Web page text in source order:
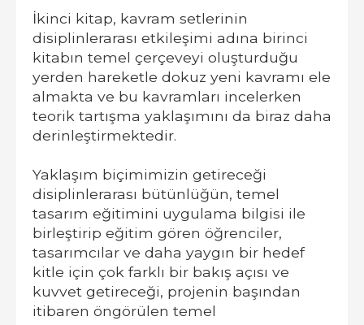
İkinci kitap, kavram setlerinin
disiplinlerarası etkileşimi adına birinci
kitabın temel çerçeveyi oluşturduğu
yerden hareketle dokuz yeni kavramı ele
almakta ve bu kavramları incelerken
teorik tartışma yaklaşımını da biraz daha
derinleştirmektedir.
Yaklaşım biçimimizin getireceği
disiplinlerarası bütünlüğün, temel
tasarım eğitimini uygulama bilgisi ile
birleştirip eğitim gören öğrenciler,
tasarımcılar ve daha yaygın bir hedef
kitle için çok farklı bir bakış açısı ve
kuvvet getireceği, projenin başından
itibaren öngörülen temel